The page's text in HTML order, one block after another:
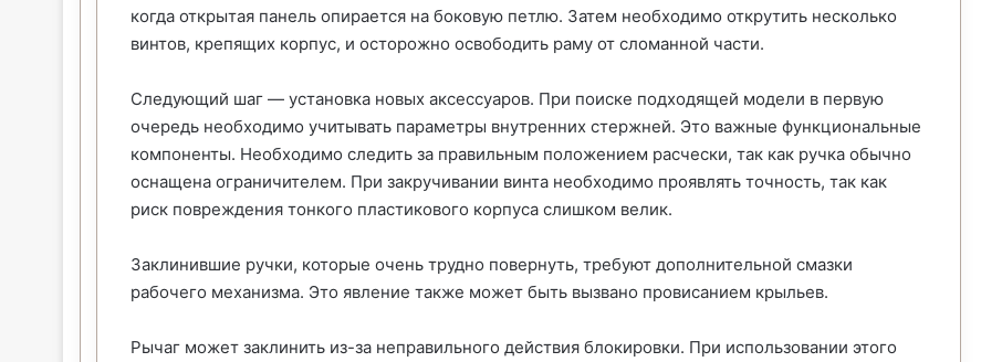
когда открытая панель опирается на боковую петлю. Затем необходимо открутить несколько
винтов, крепящих корпус, и осторожно освободить раму от сломанной части.
Следующий шаг — установка новых аксессуаров. При поиске подходящей модели в первую
очередь необходимо учитывать параметры внутренних стержней. Это важные функциональные
компоненты. Необходимо следить за правильным положением расчески, так как ручка обычно
оснащена ограничителем. При закручивании винта необходимо проявлять точность, так как
риск повреждения тонкого пластикового корпуса слишком велик.
Заклинившие ручки, которые очень трудно повернуть, требуют дополнительной смазки
рабочего механизма. Это явление также может быть вызвано провисанием крыльев.
Рычаг может заклинить из-за неправильного действия блокировки. При использовании этого